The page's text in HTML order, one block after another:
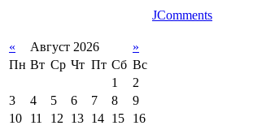
JComments
« Август 2026
»
Пн Вт Ср Чт Пт Сб Вс
1
2
3
4 5 6 7 8
9
10
11 12 13 14 15
16